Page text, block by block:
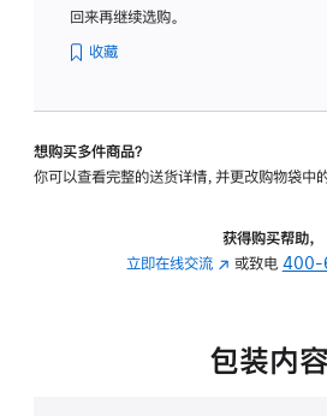
转
的
回来再继续选购。
收藏
想购买多件商品？
你可以查看完整的送货详情，并更改购物袋中
获得购买帮助，
立即在线交流 (在
中
或致电 400-
包装内容